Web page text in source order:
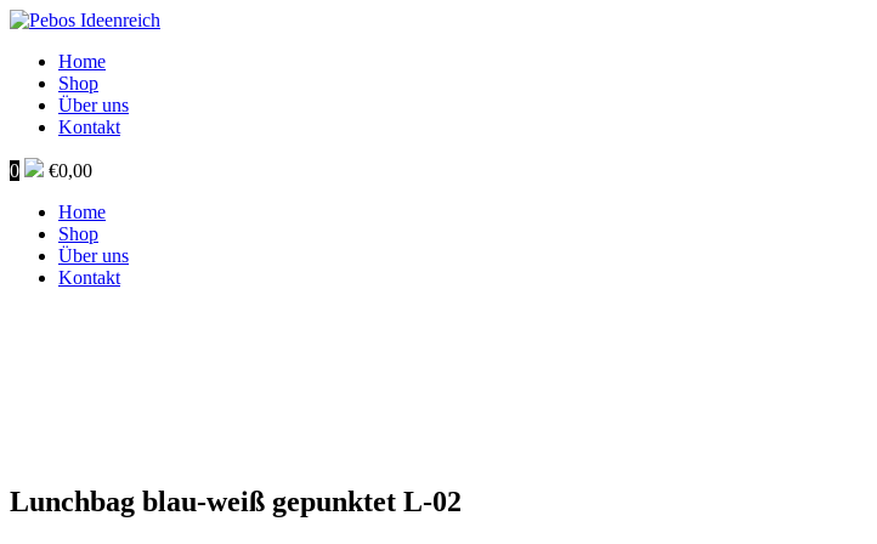
Home
Shop
Über uns
Kontakt
0 €0,00
Home
Shop
Über uns
Kontakt
Lunchbag blau-weiß gepunktet L‑02